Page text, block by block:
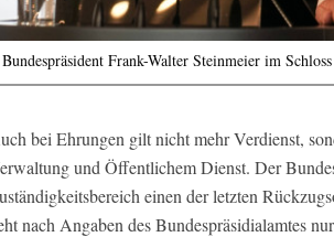
Bundespräsident Frank-Walter Steinmeier im
bei Ehrungen gilt nicht mehr Verdienst,
und Öffentlichem Dienst. Der
einen der letzten
nach Angaben des Bundespräsidialamtes